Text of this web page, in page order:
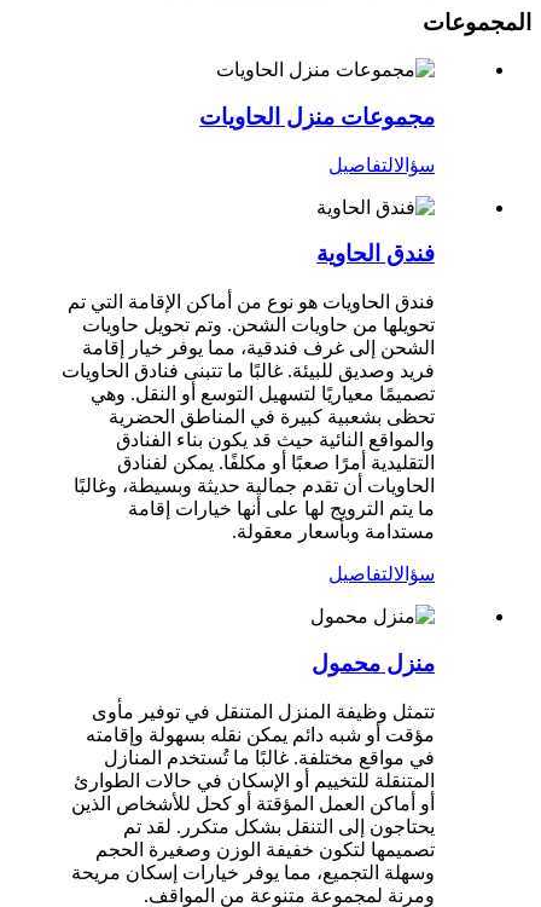
المجموعات
مجموعات منزل الحاويات
سؤالالتفاصيل
فندق الحاوية
فندق الحاويات هو نوع من أماكن الإقامة التي تم
تحويلها من حاويات الشحن. وتم تحويل حاويات
الشحن إلى غرف فندقية، مما يوفر خيار إقامة
فريد وصديق للبيئة. غالبًا ما تتبنى فنادق الحاويات
تصميمًا معياريًا لتسهيل التوسع أو النقل. وهي
تحظى بشعبية كبيرة في المناطق الحضرية
والمواقع النائية حيث قد يكون بناء الفنادق
التقليدية أمرًا صعبًا أو مكلفًا. يمكن لفنادق
الحاويات أن تقدم جمالية حديثة وبسيطة، وغالبًا
ما يتم الترويج لها على أنها خيارات إقامة
مستدامة وبأسعار معقولة.
سؤالالتفاصيل
منزل محمول
تتمثل وظيفة المنزل المتنقل في توفير مأوى
مؤقت أو شبه دائم يمكن نقله بسهولة وإقامته
في مواقع مختلفة. غالبًا ما تُستخدم المنازل
المتنقلة للتخييم أو الإسكان في حالات الطوارئ
أو أماكن العمل المؤقتة أو كحل للأشخاص الذين
يحتاجون إلى التنقل بشكل متكرر. لقد تم
تصميمها لتكون خفيفة الوزن وصغيرة الحجم
وسهلة التجميع، مما يوفر خيارات إسكان مريحة
ومرنة لمجموعة متنوعة من المواقف.